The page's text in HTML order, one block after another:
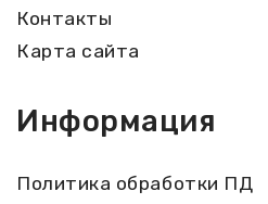
Контакты
Карта сайта
Информация
Политика обработки ПД